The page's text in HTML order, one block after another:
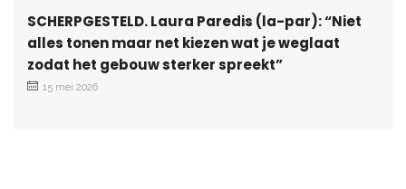
SCHERPGESTELD. Laura Paredis (la-par): “Niet
alles tonen maar net kiezen wat je weglaat
zodat het gebouw sterker spreekt”
15 mei 2026